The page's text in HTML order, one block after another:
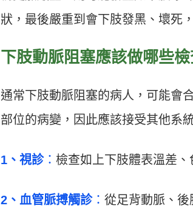
狀，最後嚴重到會下肢發黑、壞死
下肢動脈阻塞應該做哪些檢
通常下肢動脈阻塞的病人，可能會
部位的病變，因此應該接受其他系
1、視診： 檢查如上下肢體表溫差
2、血管脈搏觸診： 從足背動脈、